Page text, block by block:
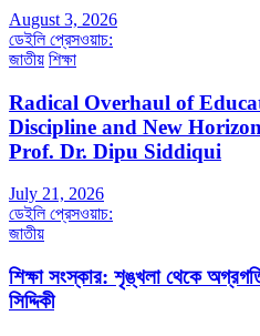
August 3, 2026
ডেইলি প্রেসওয়াচ:
জাতীয় শিক্ষা
Radical Overhaul of
Discipline and New
Prof. Dr. Dipu Siddiqui
July 21, 2026
ডেইলি প্রেসওয়াচ:
জাতীয়
শিক্ষা সংস্কার: শৃঙ্খলা থেকে
সিদ্দিকী